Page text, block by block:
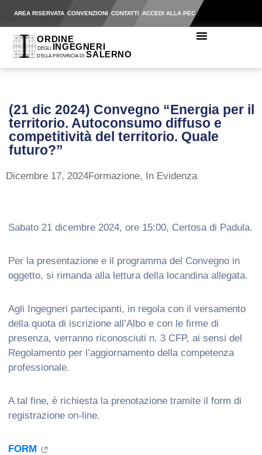
AREA RISERVATA CONVENZIONI CONTATTI ACCEDI ALLA PEC
(21 dic 2024) Convegno “Energia per il
territorio. Autoconsumo diffuso e
competitività del territorio. Quale
futuro?”
Dicembre 17, 2024Formazione, In Evidenza
Sabato 21 dicembre 2024, ore 15:00, Certosa di Padula.
Per la presentazione e il programma del Convegno in
oggetto, si rimanda alla lettura della locandina allegata.
Agli Ingegneri partecipanti, in regola con il versamento
della quota di iscrizione all’Albo e con le firme di
presenza, verranno riconosciuti n. 3 CFP, ai sensi del
Regolamento per l’aggiornamento della competenza
professionale.
A tal fine, è richiesta la prenotazione tramite il form di
registrazione on-line.
FORM